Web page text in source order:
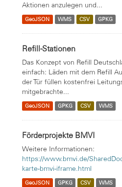
Aktionen anzulegen und...
GeoJSON WMS CSV GPKG
Refill-Stationen
Das Konzept von Refill
einfach: Läden mit dem Refill
der Tür füllen kostenfrei
mitgebrachte...
GeoJSON GPKG CSV WMS
Förderprojekte BMVI
Weitere Informationen:
https://www.bmvi.de/
karte-bmvi-iframe.html
GeoJSON GPKG CSV WMS